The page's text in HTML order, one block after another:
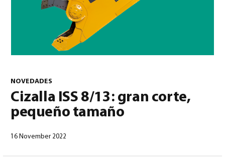
NOVEDADES
Cizalla ISS 8/13: gran corte,
pequeño tamaño
16 November 2022